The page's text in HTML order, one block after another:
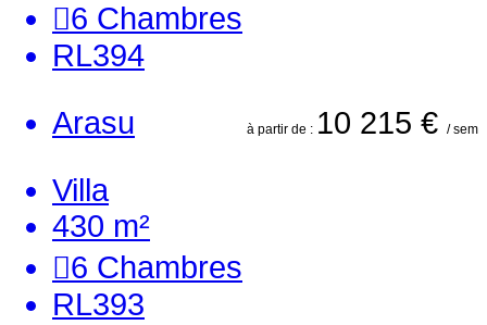
6 Chambres
RL394
à partir de : 10 215 € / sem
Arasu
Villa
430 m²
6 Chambres
RL393